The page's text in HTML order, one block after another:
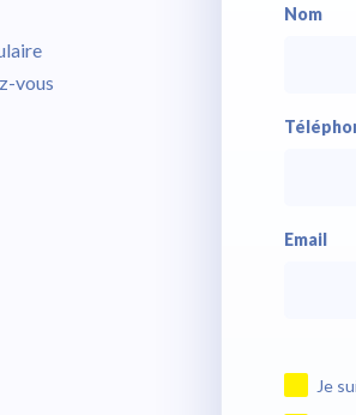
vous
Nom
Email
Je